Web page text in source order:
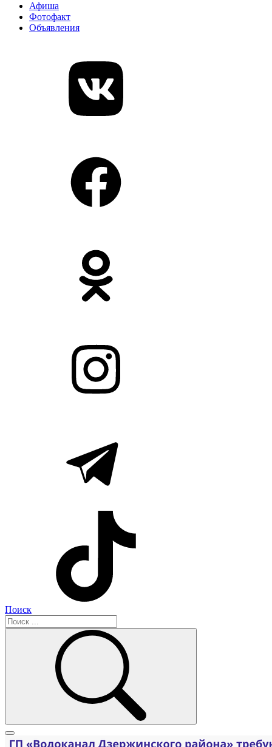
Афиша
Фотофакт
Объявления
Поиск